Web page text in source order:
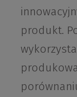
produkt.